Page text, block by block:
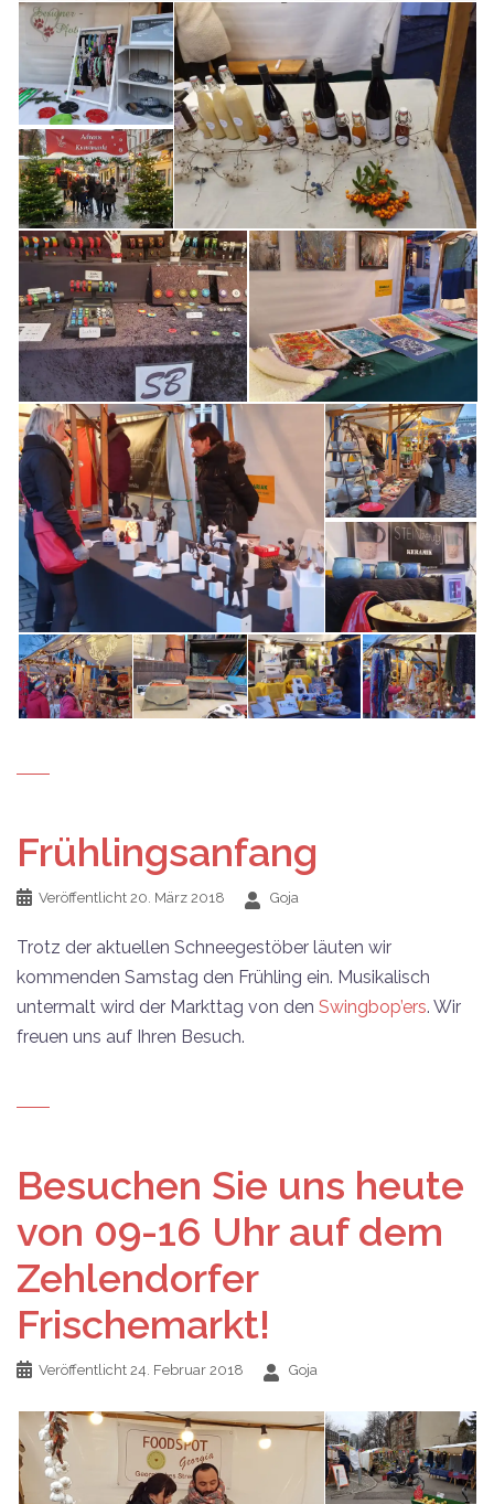
Frühlingsanfang
Veröffentlicht 20. März 2018 Goja
Trotz der aktuellen Schneegestöber läuten wir
kommenden Samstag den Frühling ein. Musikalisch
untermalt wird der Markttag von den Swingbop’ers. Wir
freuen uns auf Ihren Besuch.
Besuchen Sie uns heute
von 09-16 Uhr auf dem
Zehlendorfer
Frischemarkt!
Veröffentlicht 24. Februar 2018 Goja